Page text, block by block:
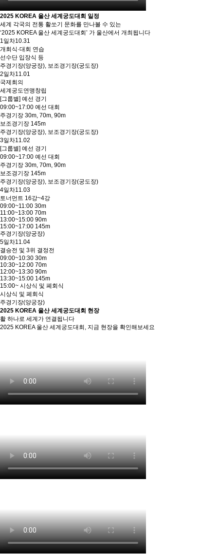
2025 KOREA 울산 세계궁도대회 일정
세계 각국의 전통 활쏘기 문화를 만나볼 수 있는
‘2025 KOREA 울산 세계궁도대회’ 가 울산에서 개최됩니다
1일차10.31
개회식·대회 연습
선수단 입장식 등
주경기장(양궁장), 보조경기장(궁도장)
2일차11.01
국제회의
세계궁도연맹창립
[그룹별] 예선 경기
09:00~17:00 예선 대회
주경기장 30m, 70m, 90m
보조경기장 145m
주경기장(양궁장), 보조경기장(궁도장)
3일차11.02
[그룹별] 예선 경기
09:00~17:00 예선 대회
주경기장 30m, 70m, 90m
보조경기장 145m
주경기장(양궁장), 보조경기장(궁도장)
4일차11.03
토너먼트 16강~4강
09:00~11:00 30m
11:00~13:00 70m
13:00~15:00 90m
15:00~17:00 145m
주경기장(양궁장)
5일차11.04
결승전 및 3위 결정전
09:00~10:30 30m
10:30~12:00 70m
12:00~13:30 90m
13:30~15:00 145m
15:00~ 시상식 및 폐회식
시상식 및 폐회식
주경기장(양궁장)
2025 KOREA 울산 세계궁도대회 현장
활 하나로 세계가 연결됩니다
2025 KOREA 울산 세계궁도대회, 지금 현장을 확인해보세요